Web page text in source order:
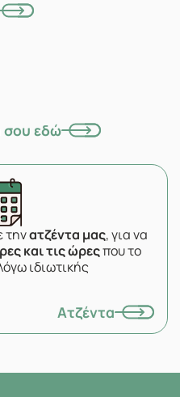
σου εδώ
τηνατζέντα μας, για να
και τις ώρεςπου το
ιδιωτικής
Ατζέντα